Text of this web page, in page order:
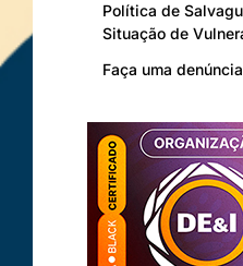
Política de
Situação de
Faça uma denúncia